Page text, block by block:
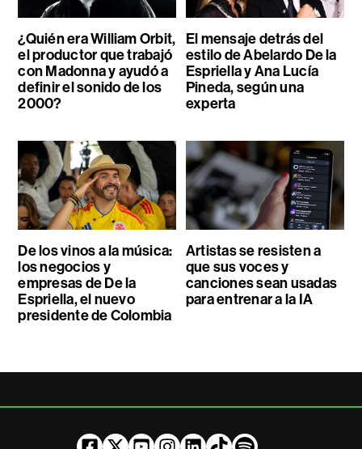
¿Quién era William Orbit,
el productor que trabajó
con Madonna y ayudó a
definir el sonido de los
2000?
El mensaje detrás del
estilo de Abelardo De la
Espriella y Ana Lucía
Pineda, según una
experta
De los vinos a la música:
los negocios y
empresas de De la
Espriella, el nuevo
presidente de Colombia
Artistas se resisten a
que sus voces y
canciones sean usadas
para entrenar a la IA